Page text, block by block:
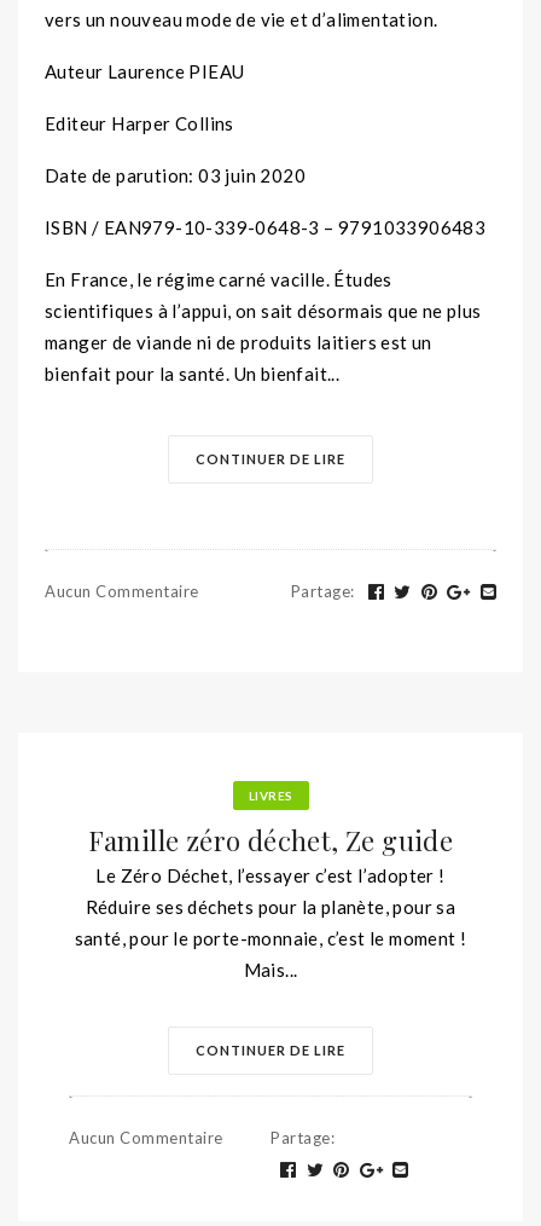
vers un nouveau mode de vie et d’alimentation.
Auteur Laurence PIEAU
Editeur Harper Collins
Date de parution: 03 juin 2020
ISBN / EAN979-10-339-0648-3 – 9791033906483
En France, le régime carné vacille. Études
scientifiques à l’appui, on sait désormais que ne plus
manger de viande ni de produits laitiers est un
bienfait pour la santé. Un bienfait...
CONTINUER DE LIRE
Aucun Commentaire Partage:
LIVRES
Famille zéro déchet, Ze guide
Le Zéro Déchet, l’essayer c’est l’adopter !
Réduire ses déchets pour la planète, pour sa
santé, pour le porte-monnaie, c’est le moment !
Mais...
CONTINUER DE LIRE
Aucun Commentaire Partage: